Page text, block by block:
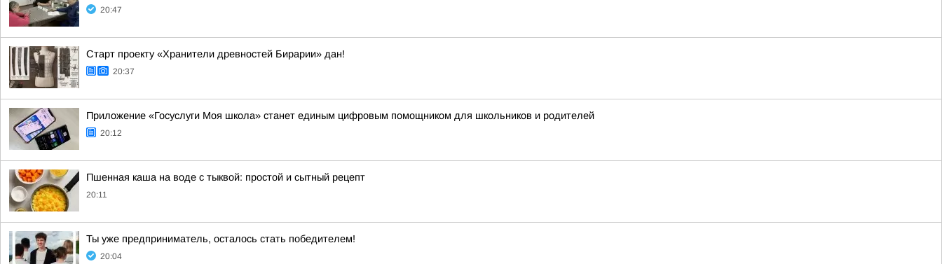
20:47
Старт проекту «Хранители древностей Бирарии» дан!
20:37
Приложение «Госуслуги Моя школа» станет единым цифровым помощником для школьников и родителей
20:12
Пшенная каша на воде с тыквой: простой и сытный рецепт
20:11
Ты уже предприниматель, осталось стать победителем!
20:04